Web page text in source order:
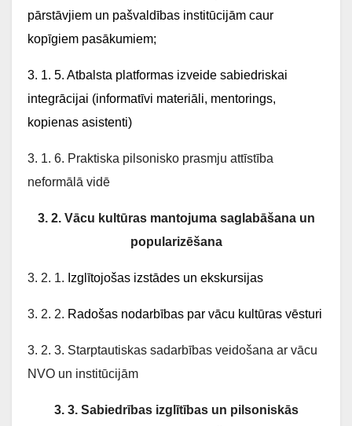
pārstāvjiem un pašvaldības institūcijām caur
kopīgiem pasākumiem;
3. 1. 5. Atbalsta platformas izveide sabiedriskai
integrācijai (informatīvi materiāli, mentorings,
kopienas asistenti)
3. 1. 6. Praktiska pilsonisko prasmju attīstība
neformālā vidē
3. 2. Vācu kultūras mantojuma saglabāšana un
popularizēšana
3. 2. 1. Izglītojošas izstādes un ekskursijas
3. 2. 2. Radošas nodarbības par vācu kultūras vēsturi
3. 2. 3. Starptautiskas sadarbības veidošana ar vācu
NVO un institūcijām
3. 3. Sabiedrības izglītības un pilsoniskās